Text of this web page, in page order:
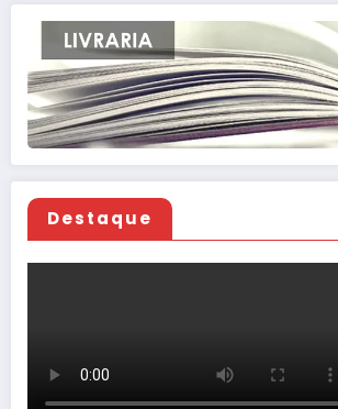
Destaque